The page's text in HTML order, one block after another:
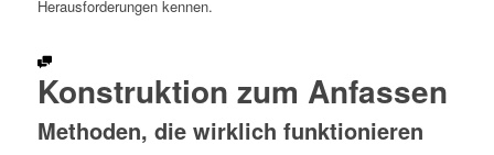
Herausforderungen kennen.
Konstruktion zum Anfassen
Methoden, die wirklich funktionieren